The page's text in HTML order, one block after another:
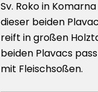
Sv. Roko in
dieser beiden
reift in großen
beiden Plavacs
mit Fleischsoßen.